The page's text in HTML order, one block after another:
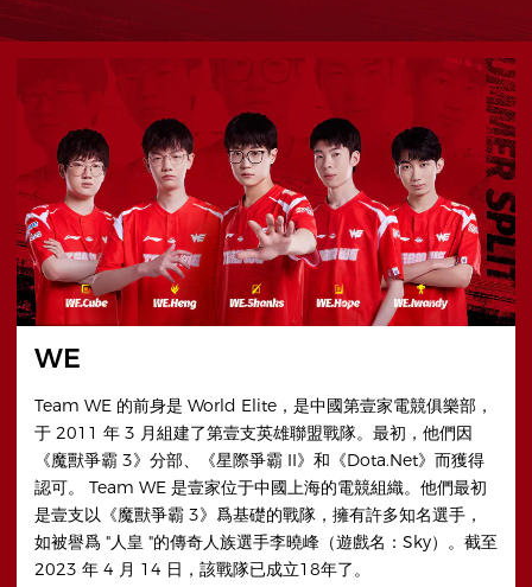
WE
Team WE 的前身是 World Elite，是中國第壹家電競俱樂部，
于 2011 年 3 月組建了第壹支英雄聯盟戰隊。最初，他們因
《魔獸爭霸 3》分部、《星際爭霸 II》和《Dota.Net》而獲得
認可。 Team WE 是壹家位于中國上海的電競組織。他們最初
是壹支以《魔獸爭霸 3》爲基礎的戰隊，擁有許多知名選手，
如被譽爲 "人皇 "的傳奇人族選手李曉峰（遊戲名：Sky）。截至
2023 年 4 月 14 日，該戰隊已成立18年了。